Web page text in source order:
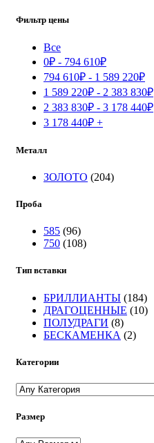
Фильтр цены
Все
0₽ - 794 610₽
794 610₽ - 1 589 220₽
1 589 220₽ - 2 383 830₽
2 383 830₽ - 3 178 440₽
3 178 440₽ +
Металл
ЗОЛОТО (204)
Проба
585 (96)
750 (108)
Тип вставки
БРИЛЛИАНТЫ (184)
ДРАГОЦЕННЫЕ (10)
ПОЛУДРАГИ (8)
БЕСКАМЕНКА (2)
Категории
Размер